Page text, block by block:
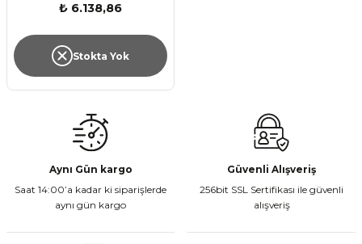
₺ 6.138,86
Stokta Yok
Aynı Gün kargo
Saat 14:00’a kadar ki siparişlerde
aynı gün kargo
Güvenli Alışveriş
256bit SSL Sertifikası ile güvenli
alışveriş